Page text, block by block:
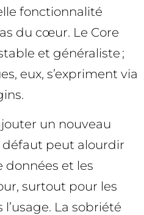
fonctionnalité
du cœur. Le Core
et généraliste ;
eux, s’expriment via
un nouveau
peut alourdir
données et les
surtout pour les
La sobriété